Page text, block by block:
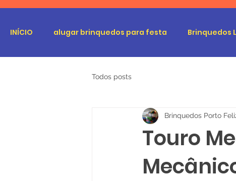
INÍCIO alugar brinquedos para festa Brinquedos
Todos posts
Touro
Brinquedos Porto